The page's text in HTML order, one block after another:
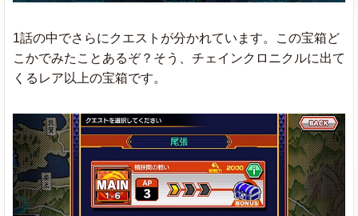
1話の中でさらにクエストが分かれています。この宝箱ど
こかでみたことあるぞ？そう、チェインクロニクルに出て
くるレア以上の宝箱です。